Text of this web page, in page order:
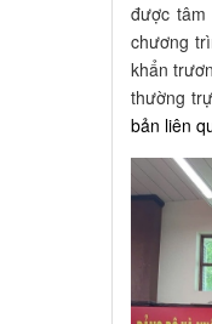
được
chương
khẩn
thường
bản liên